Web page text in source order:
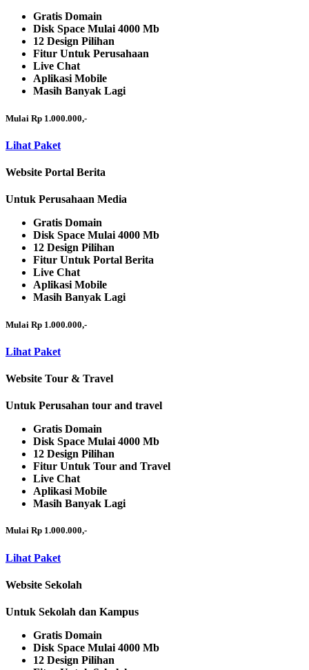
Gratis Domain
Disk Space Mulai 4000 Mb
12 Design Pilihan
Fitur Untuk Perusahaan
Live Chat
Aplikasi Mobile
Masih Banyak Lagi
Mulai Rp 1.000.000,-
Lihat Paket
Website Portal Berita
Untuk Perusahaan Media
Gratis Domain
Disk Space Mulai 4000 Mb
12 Design Pilihan
Fitur Untuk Portal Berita
Live Chat
Aplikasi Mobile
Masih Banyak Lagi
Mulai Rp 1.000.000,-
Lihat Paket
Website Tour & Travel
Untuk Perusahan tour and travel
Gratis Domain
Disk Space Mulai 4000 Mb
12 Design Pilihan
Fitur Untuk Tour and Travel
Live Chat
Aplikasi Mobile
Masih Banyak Lagi
Mulai Rp 1.000.000,-
Lihat Paket
Website Sekolah
Untuk Sekolah dan Kampus
Gratis Domain
Disk Space Mulai 4000 Mb
12 Design Pilihan